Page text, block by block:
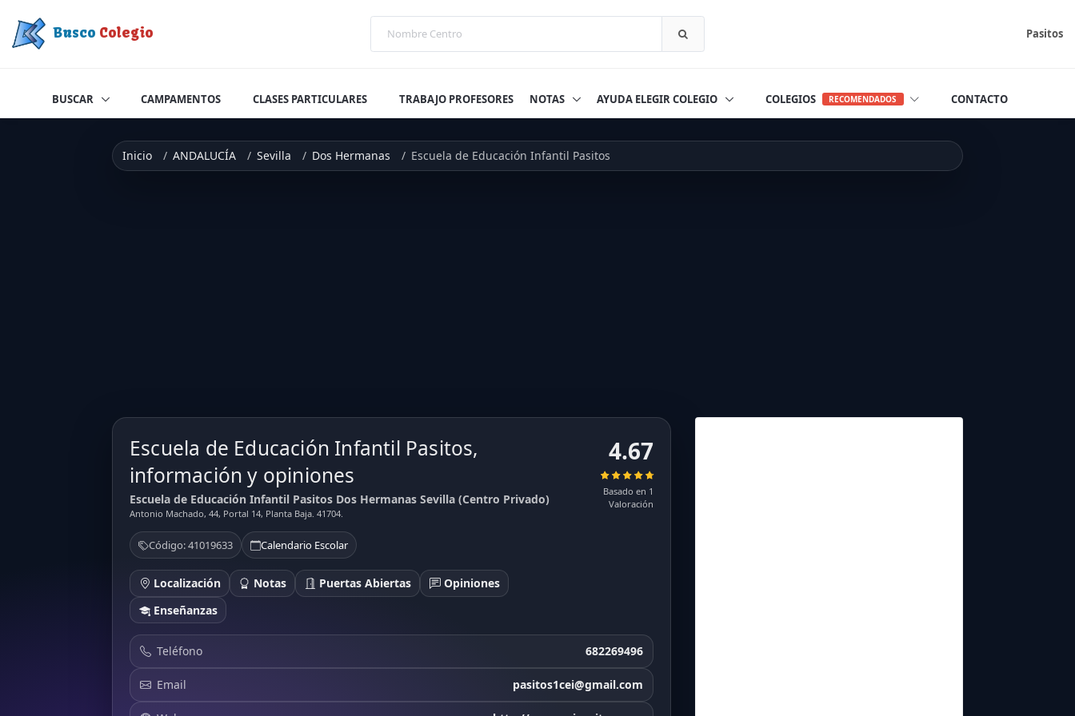
Busco Colegio Pasitos
BUSCAR CAMPAMENTOS CLASES PARTICULARES TRABAJO PROFESORES NOTAS AYUDA ELEGIR COLEGIO COLEGIOS RECOMENDADOS CONTACTO
Inicio ANDALUCÍA Sevilla Dos Hermanas Escuela de Educación Infantil Pasitos
Escuela de Educación Infantil Pasitos,
información y opiniones
Escuela de Educación Infantil Pasitos Dos Hermanas Sevilla (Centro Privado)
Antonio Machado, 44, Portal 14, Planta Baja. 41704.
Código: 41019633 Calendario Escolar
Localización Notas Puertas Abiertas
Opiniones
Enseñanzas
4.67
Basado en 1
Valoración
Teléfono 682269496
Email pasitos1cei@gmail.com